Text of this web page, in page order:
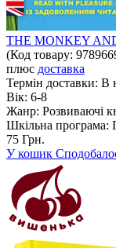
THE MONKEY
(Код товару:
плюс доставка
Термін доставки: В
Вік: 6-8
Жанр: Розвиваючі
Шкільна програма:
75 Грн.
У кошик